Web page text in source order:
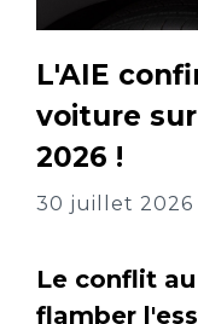
L'AIE
voiture
2026 !
30 juillet 2026
Le conflit
flamber